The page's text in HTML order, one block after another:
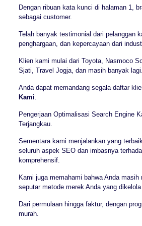
Dengan ribuan kata kunci di halaman 1,
sebagai customer.
Telah banyak testimonial dari pelanggan
penghargaan, dan kepercayaan dari
Klien kami mulai dari Toyota, Nasmoco
Sjati, Travel Jogja, dan masih banyak lagi.
Anda dapat memandang segala daftar
Kami
Pengerjaan Optimalisasi Search Engine
Terjangkau.
Sementara kami menjalankan yang
seluruh aspek SEO dan imbasnya
komprehensif.
Kami juga memahami bahwa Anda masih
seputar metode merek Anda yang dikelola
Dari permulaan hingga faktur, dengan
murah.